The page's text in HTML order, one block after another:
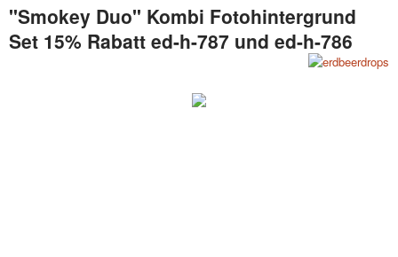
"Smokey Duo" Kombi Fotohintergrund
Set 15% Rabatt ed-h-787 und ed-h-786